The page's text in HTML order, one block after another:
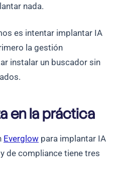
nada.
es intentar implantar IA
la gestión
instalar un buscador sin
en la práctica
Everglow para implantar IA
de compliance tiene tres